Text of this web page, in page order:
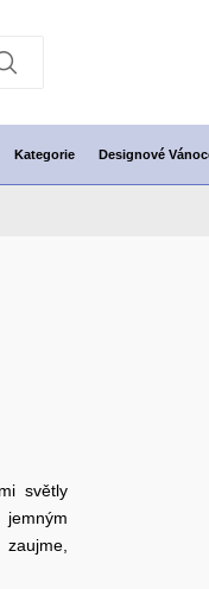
Kategorie Designové
světly